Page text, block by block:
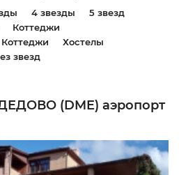
4 звезды
5 звезд
Коттеджи
Коттеджи
Хостелы
звезд
(DME) аэропорт